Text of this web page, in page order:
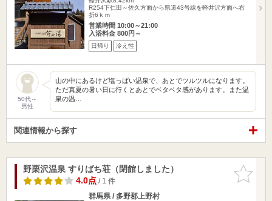
R254下仁田～佐久方面から県道43号線を軽井沢方面へ右
折6ｋｍ
営業時間 10:00～21:00
入浴料金 800円～
日帰り 冷え性
50代～
男性
山の中にあるけど塩っぱい温泉で、あとでツルツルになります。
ただ真夏の暑い日に行くとあとでベタベタ感があります。また温
泉の温…
関連情報から探す
お気に入
りに追加
野栗沢温泉 すりばち荘（閉館しました）
4.0点/ 1 件
群馬県 / 多野郡上野村